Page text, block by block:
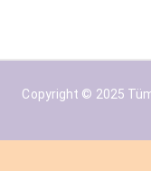
Copyright © 2025 Tüm